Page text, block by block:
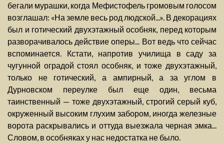
бегали мурашки, когда Мефистофель громовым голосом
возглашал: «На земле весь род людской...». В декорациях
был и готический двухэтажный особняк, перед которым
разворачивалось действие оперы... Вот ведь что сейчас
вспоминается. Кстати, напротив училища в саду за
чугунной оградой стоял особняк, и тоже двухэтажный,
только не готический, а ампирный, а за углом в
Дурновском переулке был еще один, весьма
таинственный — тоже двухэтажный, строгий серый куб,
окруженный высоким глухим забором, иногда железные
ворота раскрывались и оттуда выезжала черная эмка...
Словом, в особняках у нас недостатка не было.